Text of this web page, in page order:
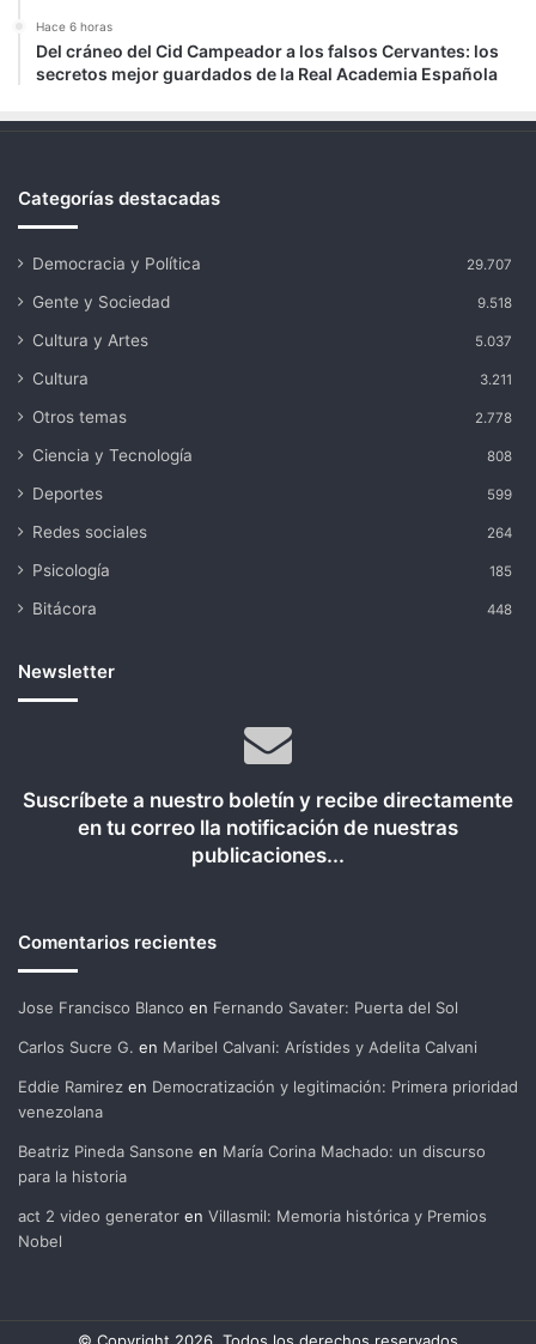
Hace 6 horas
Del cráneo del Cid Campeador a los falsos Cervantes: los
secretos mejor guardados de la Real Academia Española
Categorías destacadas
Democracia y Política 29.707
Gente y Sociedad 9.518
Cultura y Artes 5.037
Cultura 3.211
Otros temas 2.778
Ciencia y Tecnología 808
Deportes 599
Redes sociales 264
Psicología 185
Bitácora 448
Newsletter
Suscríbete a nuestro boletín y recibe directamente
en tu correo lla notificación de nuestras
publicaciones...
Comentarios recientes
Jose Francisco Blanco en Fernando Savater: Puerta del Sol
Carlos Sucre G. en Maribel Calvani: Arístides y Adelita Calvani
Eddie Ramirez en Democratización y legitimación: Primera prioridad
venezolana
Beatriz Pineda Sansone en María Corina Machado: un discurso
para la historia
act 2 video generator en Villasmil: Memoria histórica y Premios
Nobel